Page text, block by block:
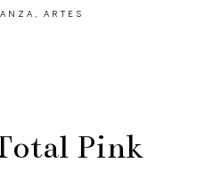
ARTES
Pink